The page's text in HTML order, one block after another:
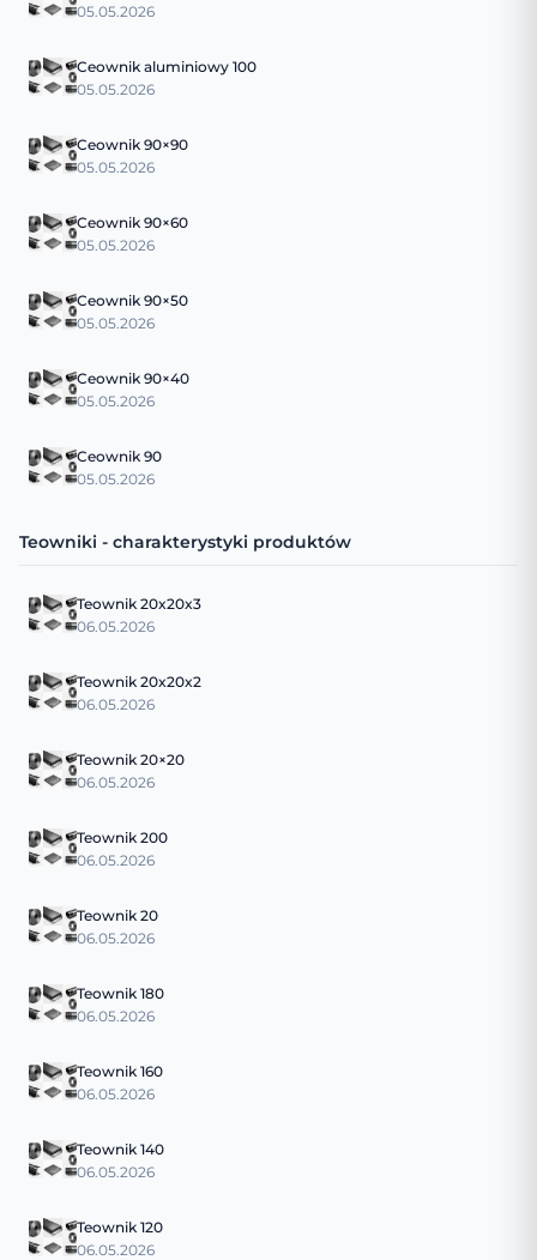
05.05.2026
Ceownik aluminiowy 100
05.05.2026
Ceownik 90×90
05.05.2026
Ceownik 90×60
05.05.2026
Ceownik 90×50
05.05.2026
Ceownik 90×40
05.05.2026
Ceownik 90
05.05.2026
Teowniki - charakterystyki produktów
Teownik 20x20x3
06.05.2026
Teownik 20x20x2
06.05.2026
Teownik 20×20
06.05.2026
Teownik 200
06.05.2026
Teownik 20
06.05.2026
Teownik 180
06.05.2026
Teownik 160
06.05.2026
Teownik 140
06.05.2026
Teownik 120
06.05.2026